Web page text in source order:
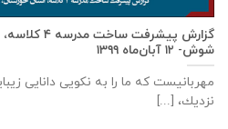
گزارش
شوش- ۱۲ آبان‌ماه ۱۳۹۹
مهربانيست كه ما را به نكويی دانايی
نزديك، [...]